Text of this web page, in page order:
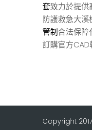
套致力於提供
防護救急大
管制合法保障
訂購官方
Copyright